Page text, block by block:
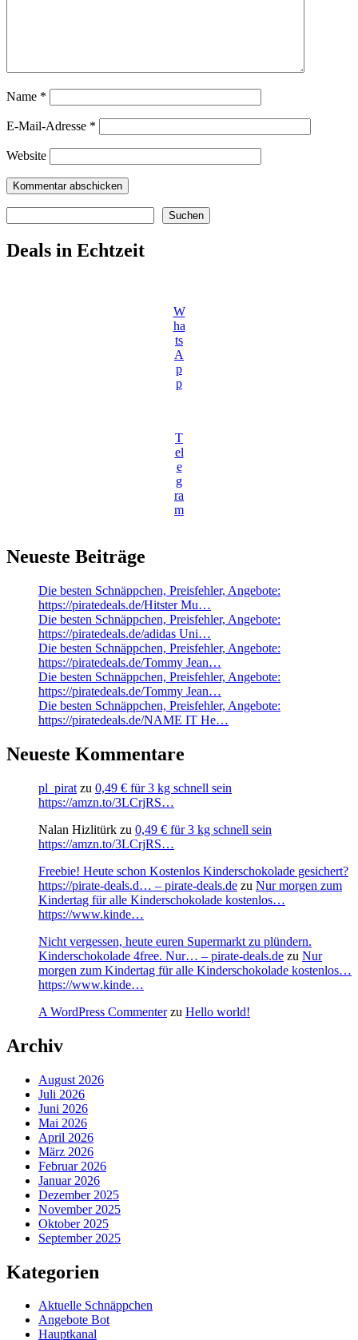
Name *
E-Mail-Adresse *
Website
Suchen
Deals in Echtzeit
W
ha
ts
A
p
p
T
el
e
g
ra
m
Neueste Beiträge
Die besten Schnäppchen, Preisfehler, Angebote:
https://piratedeals.de/Hitster Mu…
Die besten Schnäppchen, Preisfehler, Angebote:
https://piratedeals.de/adidas Uni…
Die besten Schnäppchen, Preisfehler, Angebote:
https://piratedeals.de/Tommy Jean…
Die besten Schnäppchen, Preisfehler, Angebote:
https://piratedeals.de/Tommy Jean…
Die besten Schnäppchen, Preisfehler, Angebote:
https://piratedeals.de/NAME IT He…
Neueste Kommentare
pl_pirat zu 0,49 € für 3 kg schnell sein
https://amzn.to/3LCrjRS…
Nalan Hizlitürk zu 0,49 € für 3 kg schnell sein
https://amzn.to/3LCrjRS…
Freebie! Heute schon Kostenlos Kinderschokolade gesichert?
https://pirate-deals.d… – pirate-deals.de zu Nur morgen zum
Kindertag für alle Kinderschokolade kostenlos…
https://www.kinde…
Nicht vergessen, heute euren Supermarkt zu plündern.
Kinderschokolade 4free. Nur… – pirate-deals.de zu Nur
morgen zum Kindertag für alle Kinderschokolade kostenlos…
https://www.kinde…
A WordPress Commenterzu Hello world!
Archiv
August 2026
Juli 2026
Juni 2026
Mai 2026
April 2026
März 2026
Februar 2026
Januar 2026
Dezember 2025
November 2025
Oktober 2025
September 2025
Kategorien
Aktuelle Schnäppchen
Angebote Bot
Hauptkanal